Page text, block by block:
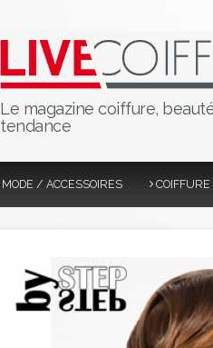
Le magazine coiffure,
tendance
MODE / ACCESSOIRES COIFFURE